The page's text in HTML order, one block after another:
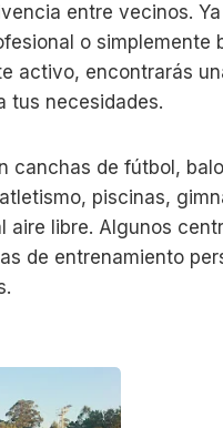
entre vecinos.
o simplemente
activo, encontrarás
tus necesidades.
canchas de fútbol,
piscinas,
aire libre. Algunos
de entrenamiento